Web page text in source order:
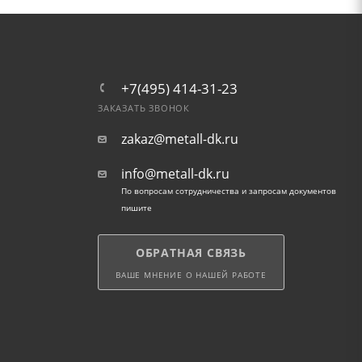
+7(495) 414-31-23
ЗАКАЗАТЬ ЗВОНОК
zakaz@metall-dk.ru
info@metall-dk.ru
По вопросам сотрудничества и запросам документов
пишите
ОБРАТНАЯ СВЯЗЬ
ВАШЕ МНЕНИЕ О НАШЕЙ РАБОТЕ